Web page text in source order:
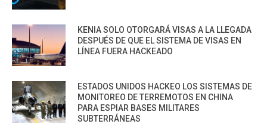
KENIA SOLO OTORGARÁ VISAS A LA LLEGADA
DESPUÉS DE QUE EL SISTEMA DE VISAS EN
LÍNEA FUERA HACKEADO
ESTADOS UNIDOS HACKEO LOS SISTEMAS DE
MONITOREO DE TERREMOTOS EN CHINA
PARA ESPIAR BASES MILITARES
SUBTERRÁNEAS